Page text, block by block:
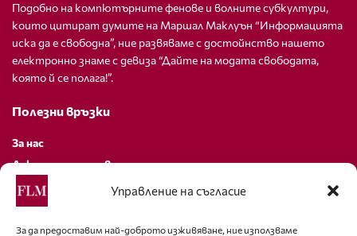
Управление на съгласие
За да предоставим най-доброто изживяване, ние използваме
Подобно на компютърните фенове и волните субкултури,
които цитират думите на Маршал Маклуън “Информацията
иска да е свободна”, ние развяваме с достойнство нашето
електронно знаме с девиза “Дайте на модата свободата,
която й се полага!”.
Полезни връзки
За нас
Декларация за поверителност
Политика за бисквитки
За контакти